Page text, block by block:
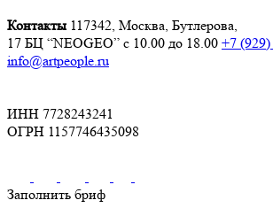
Контакты 117342, Москва, Бутлерова,
17 БЦ “NEOGEO” с 10.00 до 18.00 +7
info@artpeople.ru
ИНН 7728243241
ОГРН 1157746435098
Заполнить бриф